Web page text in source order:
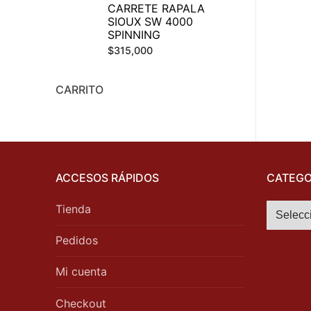
CARRETE RAPALA
SIOUX SW 4000
SPINNING
$315,000
CARRITO
ACCESOS RÁPIDOS
Tienda
Pedidos
Mi cuenta
Checkout